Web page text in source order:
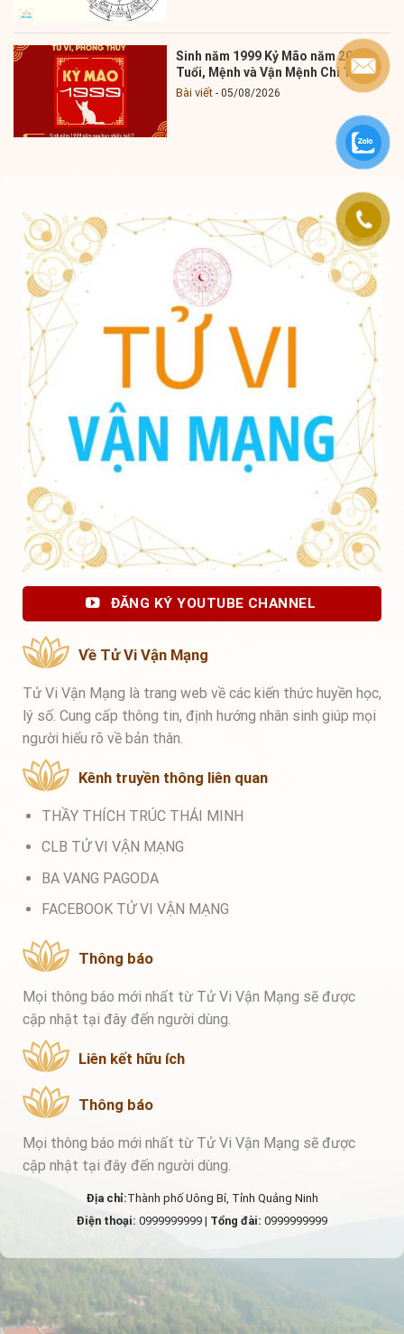
Sinh năm 1999 Kỷ Mão năm 2025:
Tuổi, Mệnh và Vận Mệnh Chi Tiết
Bài viết 05/08/2026
ĐĂNG KÝ YOUTUBE CHANNEL
Về Tử Vi Vận Mạng
Tử Vi Vận Mạng là trang web về các kiến thức huyền học,
lý số. Cung cấp thông tin, định hướng nhân sinh giúp mọi
người hiểu rõ về bản thân.
Kênh truyền thông liên quan
THẦY THÍCH TRÚC THÁI MINH
CLB TỬ VI VẬN MẠNG
BA VANG PAGODA
FACEBOOK TỬ VI VẬN MẠNG
Thông báo
Mọi thông báo mới nhất từ Tử Vi Vận Mạng sẽ được
cập nhật tại đây đến người dùng.
Liên kết hữu ích
Thông báo
Mọi thông báo mới nhất từ Tử Vi Vận Mạng sẽ được
cập nhật tại đây đến người dùng.
Địa chỉ:Thành phố Uông Bí, Tỉnh Quảng Ninh
Điện thoại: 0999999999 | Tổng đài: 0999999999